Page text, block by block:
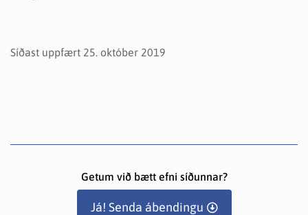
Síðast uppfært 25. október 2019
Getum við bætt efni síðunnar?
Já! Senda ábendingu